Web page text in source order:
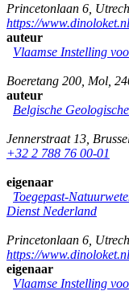
Princetonlaan 6
https://www.dinoloket.nl
auteur
Vlaamse Instelling
Boeretang 200 Mol
auteur
Belgische
Jennerstraat 13
+32 2 788 76 00-01
eigenaar
Toegepast-
Dienst Nederland
Princetonlaan 6
https://www.dinoloket.nl
eigenaar
Vlaamse Instelling